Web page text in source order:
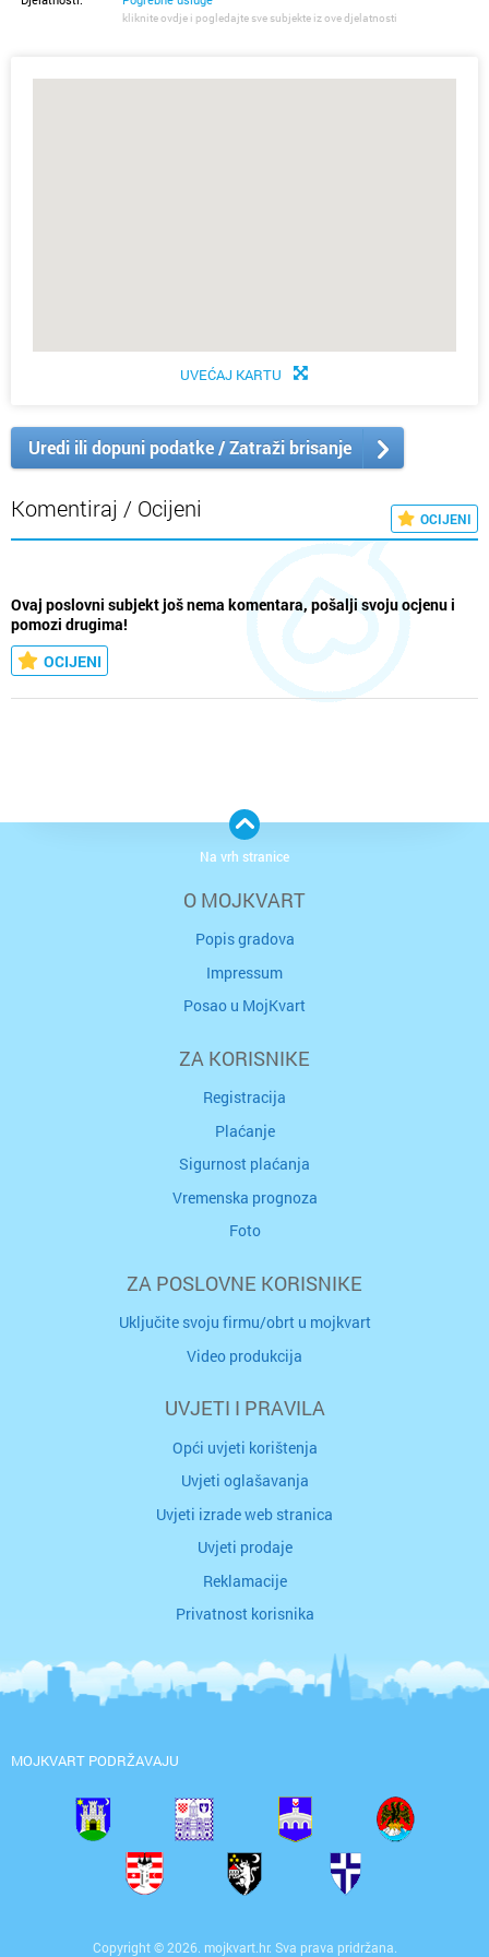
kliknite ovdje i pogledajte sve subjekte iz ove djelatnosti
UVEĆAJ KARTU
Uredi ili dopuni podatke / Zatraži brisanje
Komentiraj / Ocijeni OCIJENI
Ovaj poslovni subjekt još nema komentara, pošalji svoju ocjenu i
pomozi drugima!
OCIJENI
O MOJKVART
Popis gradova
Impressum
Posao u MojKvart
ZA KORISNIKE
Registracija
Plaćanje
Sigurnost plaćanja
Vremenska prognoza
Foto
ZA POSLOVNE KORISNIKE
Uključite svoju firmu/obrt u mojkvart
Video produkcija
UVJETI I PRAVILA
Opći uvjeti korištenja
Uvjeti oglašavanja
Uvjeti izrade web stranica
Uvjeti prodaje
Reklamacije
Privatnost korisnika
MOJKVART PODRŽAVAJU
Copyright © 2026. mojkvart.hr. Sva prava pridržana.
Na vrh stranice